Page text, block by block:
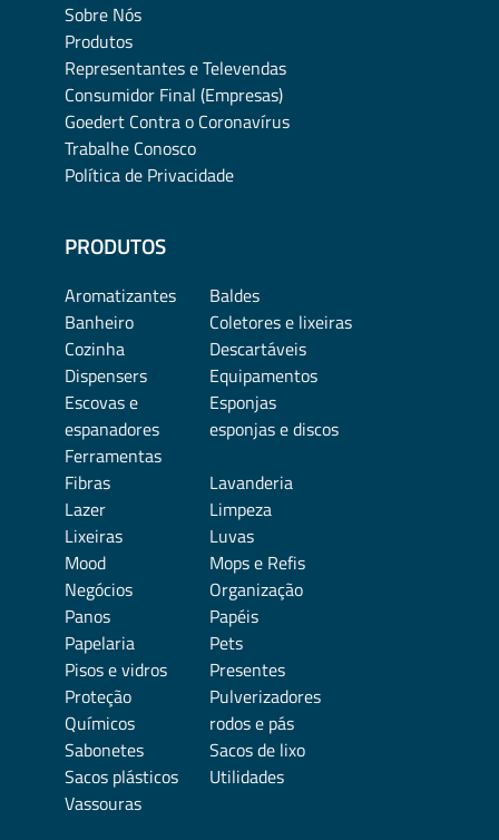
Sobre Nós
Produtos
Representantes e Televendas
Consumidor Final (Empresas)
Goedert Contra o Coronavírus
Trabalhe Conosco
Política de Privacidade
PRODUTOS
Aromatizantes
Baldes
Banheiro
Coletores e lixeiras
Cozinha
Descartáveis
Dispensers
Equipamentos
Escovas e
espanadores
Esponjas
esponjas e discos
Ferramentas
Fibras
Lavanderia
Lazer
Limpeza
Lixeiras
Luvas
Mood
Mops e Refis
Negócios
Organização
Panos
Papéis
Papelaria
Pets
Pisos e vidros
Presentes
Proteção
Pulverizadores
Químicos
rodos e pás
Sabonetes
Sacos de lixo
Sacos plásticos
Utilidades
Vassouras